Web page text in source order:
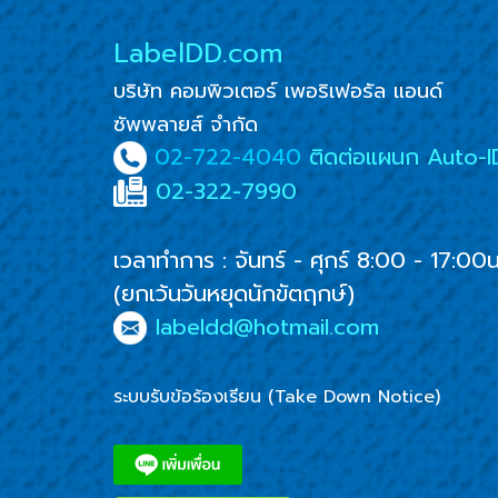
LabelDD.com
บริษัท คอมพิวเตอร์ เพอริเฟอรัล แอนด์
ซัพพลายส์ จำกัด
02-722-4040 ติดต่อแผนก Auto-
02-322-7990
เวลาทำการ : จันทร์ - ศุกร์ 8:00 - 17:00
(ยกเว้นวันหยุดนักขัตฤกษ์)
labeldd@hotmail.com
ระบบรับข้อร้องเรียน (Take Down Notice)